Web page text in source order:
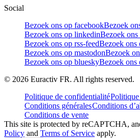
Social
Bezoek ons op facebookBezoek
Bezoek ons op linkedinBezoek
Bezoek ons op rss-feedBezoek ons
Bezoek ons op mastodonBezoek
Bezoek ons op blueskyBezoek ons
© 2026 Euractiv FR. All rights reserved.
Politique de confidentialité
Conditions généralesConditions
Conditions de vente
This site is protected by reCAPTCHA,
Policy and Terms of Service apply.